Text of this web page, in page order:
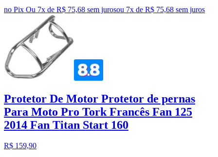
no Pix Ou 7x de R$ 75,68 sem jurosou 7x de R$ 75,68 sem juros
Protetor De Motor Protetor de pernas
Para Moto Pro Tork Francês Fan 125
2014 Fan Titan Start 160
R$ 159,90